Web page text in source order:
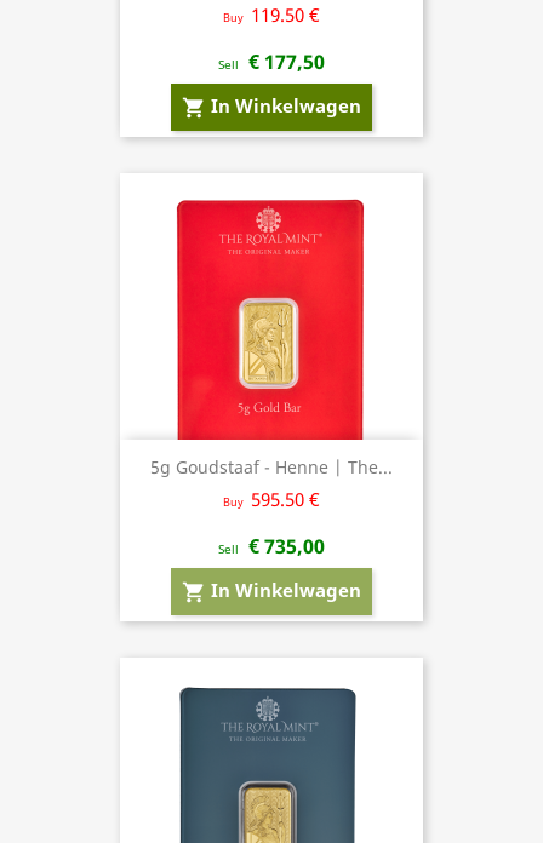
Buy 119.50 €
Sell € 177,50
shopping_cart In Winkelwagen
5g Goudstaaf - Henne | The...
Buy 595.50 €
Sell € 735,00
shopping_cart In Winkelwagen